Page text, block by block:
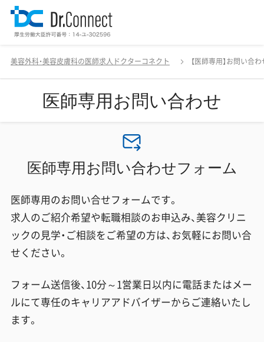
美容外科・美容皮膚科の医師求人ドクターコネクト 【医師専用】お問い合わ
医師専用お問い合わせ
医師専用お問い合わせフォーム
医師専用のお問い合せフォームです。
求人のご紹介希望や転職相談のお申込み、美容クリニ
ックの見学・ご相談をご希望の方は、お気軽にお問い合
せください。
フォーム送信後、10分～1営業日以内に電話またはメー
ルにて専任のキャリアアドバイザーからご連絡いたし
ます。